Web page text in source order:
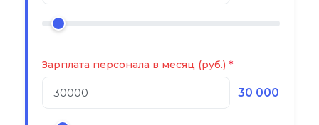
Зарплата персонала в месяц (руб.)
30 000